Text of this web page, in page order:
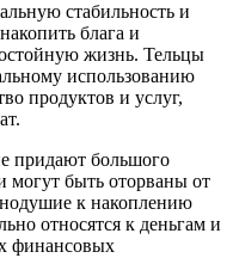
стабильность и
блага и
жизнь. Тельцы
использованию
продуктов и услуг,
придают большого
могут быть оторваны от
к накоплению
относятся к деньгам и
финансовых